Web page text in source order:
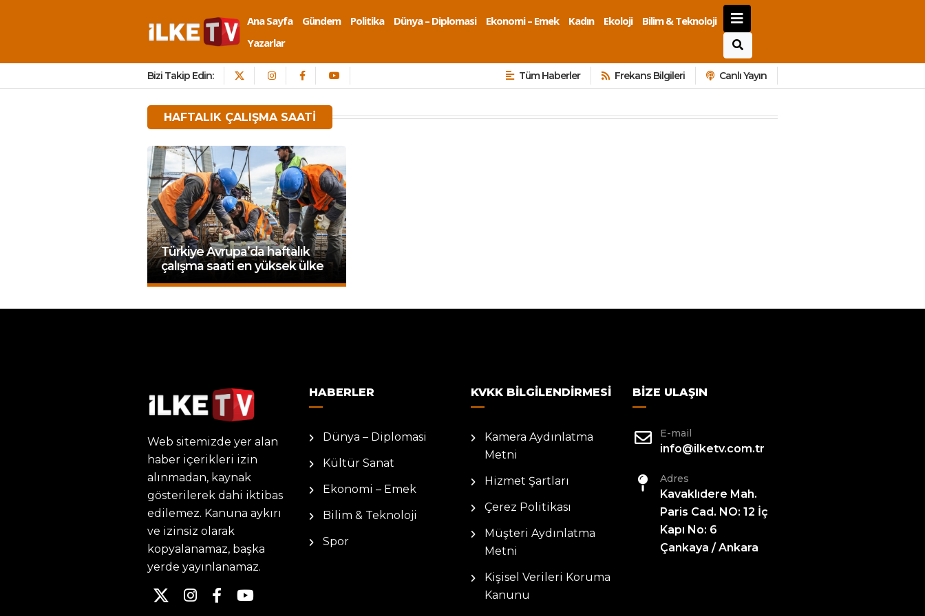
Ana Sayfa Gündem Politika Dünya – Diplomasi Ekonomi – Emek Kadın Ekoloji
Bilim & Teknoloji
Yazarlar
Bizi Takip Edin: Tüm Haberler Frekans Bilgileri Canlı Yayın
HAFTALIK ÇALIŞMA SAATI
Türkiye Avrupa’da haftalık
çalışma saati en yüksek ülke
Web sitemizde yer alan
haber içerikleri izin
alınmadan, kaynak
gösterilerek dahi iktibas
edilemez. Kanuna aykırı
ve izinsiz olarak
kopyalanamaz, başka
yerde yayınlanamaz.
HABERLER
Dünya – Diplomasi
Kültür Sanat
Ekonomi – Emek
Bilim & Teknoloji
Spor
KVKK BILGILENDIRMESI
Kamera Aydınlatma
Metni
Hizmet Şartları
Çerez Politikası
Müşteri Aydınlatma
Metni
Kişisel Verileri Koruma
Kanunu
BIZE ULAŞIN
E-mail
info@ilketv.com.tr
Adres
Kavaklıdere Mah.
Paris Cad. NO: 12 İç
Kapı No: 6
Çankaya / Ankara